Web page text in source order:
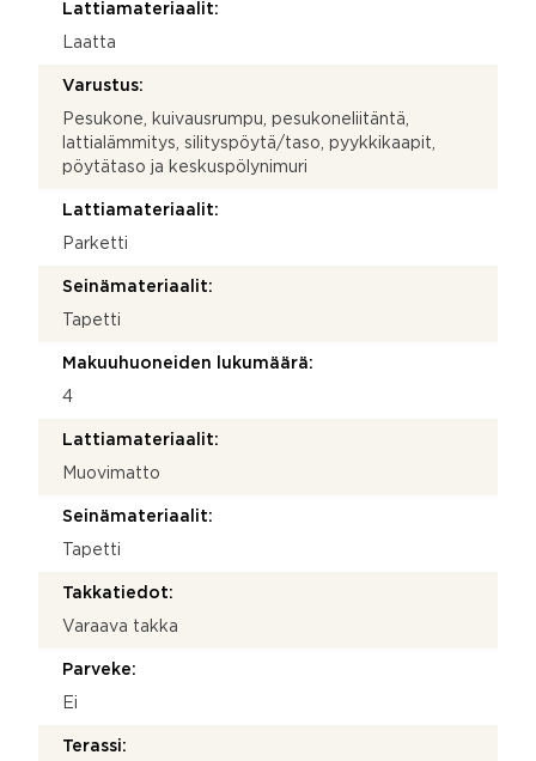
Lattiamateriaalit:
Laatta
Varustus:
Pesukone, kuivausrumpu, pesukoneliitäntä,
lattialämmitys, silityspöytä/taso, pyykkikaapit,
pöytätaso ja keskuspölynimuri
Lattiamateriaalit:
Parketti
Seinämateriaalit:
Tapetti
Makuuhuoneiden lukumäärä:
4
Lattiamateriaalit:
Muovimatto
Seinämateriaalit:
Tapetti
Takkatiedot:
Varaava takka
Parveke:
Ei
Terassi: